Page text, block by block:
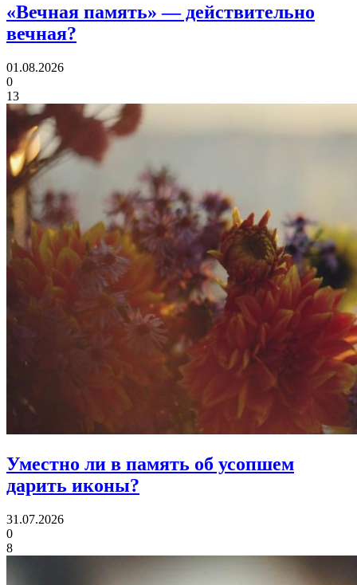
«Вечная память» — действительно
вечная?
01.08.2026
0
13
Уместно ли в память об усопшем
дарить иконы?
31.07.2026
0
8